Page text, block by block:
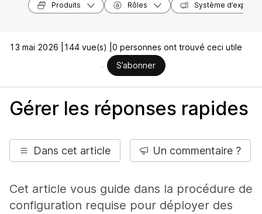
Produits Rôles Système
13 mai 2026 | 144 vue(s) | 0 personnes ont trouvé ceci utile
S’abonner
Gérer les réponses rapides
Dans cet article Un commentaire ?
Cet article vous guide dans la procédure de
configuration requise pour déployer des